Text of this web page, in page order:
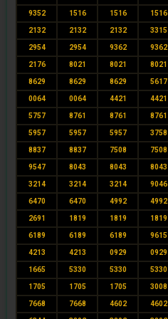
9352 1516 1516 1516
2132 2132 2132 3315
2954 2954 9362 9362
2176 8021 8021 8021
8629 8629 8629 5617
0064 0064 4421 4421
5757 8761 8761 8761
5957 5957 5957 3758
8837 8837 7508 7508
9547 8043 8043 8043
3214 3214 3214 9046
6470 6470 4992 4992
2691 1819 1819 1819
6189 6189 6189 9615
4213 4213 0929 0929
1665 5330 5330 5330
1705 1705 1705 3008
7668 7668 4602 4602